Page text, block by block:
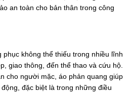
an toàn cho bản thân trong công
phục không thể thiếu trong nhiều lĩnh
giao thông, đến thể thao và cứu hộ.
cho người mặc, áo phản quang giúp
đặc biệt là trong những điều